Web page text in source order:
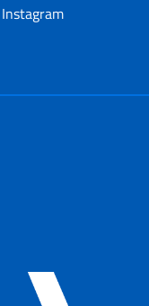
Instagram